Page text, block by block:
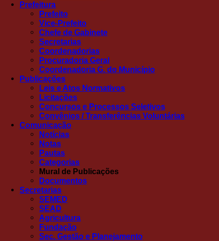
Prefeitura
Prefeito
Vice-Prefeito
Chefe de Gabinete
Secretarias
Coordenadorias
Procuradoria Geral
Coordenadoria G. do Município
Publicações
Leis e Atos Normativos
Licitações
Concursos e Processos Seletivos
Convênios / Transferências Voluntárias
Comunicação
Notícias
Notas
Pautas
Categorias
Mural de Publicações
Documentos
Secretarias
SEMED
SEAD
Agricultura
Fundação
Sec. Gestão e Planejamento